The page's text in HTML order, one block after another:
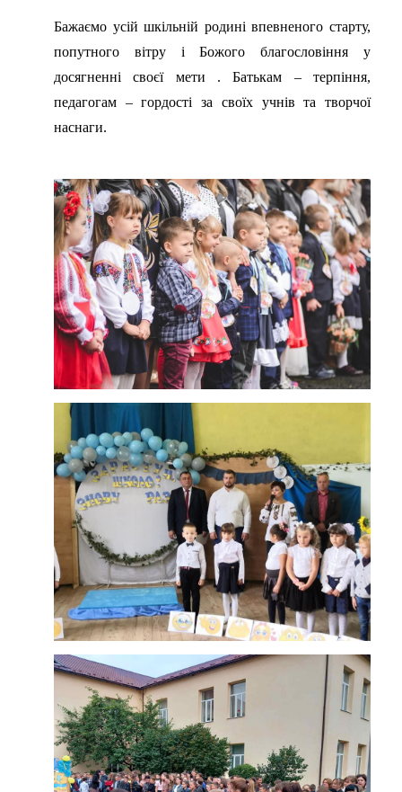
Бажаємо усій шкільній родині впевненого старту,
попутного вітру і Божого благословіння у
досягненні своєї мети . Батькам – терпіння,
педагогам – гордості за своїх учнів та творчої
наснаги.